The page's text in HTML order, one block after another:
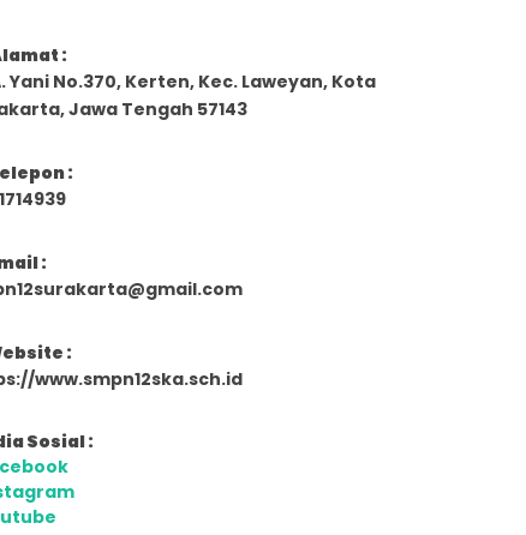
:
Yani No.370, Kerten, Kec. Laweyan, Kota
Jawa Tengah 57143
:
:
:
www.smpn12ska.sch.id
Sosial :